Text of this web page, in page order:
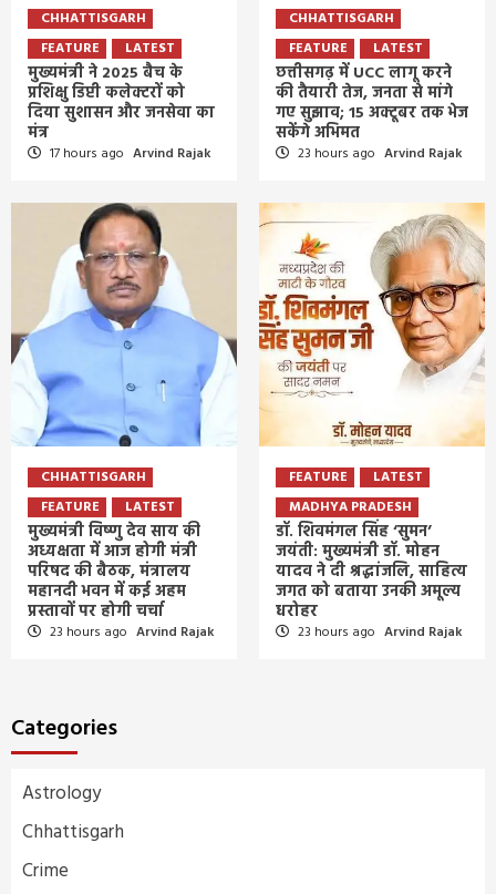
CHHATTISGARH
FEATURE
LATEST
मुख्यमंत्री ने 2025 बैच के
प्रशिक्षु डिप्टी कलेक्टरों को
दिया सुशासन और जनसेवा का
मंत्र
17 hours ago Arvind Rajak
CHHATTISGARH
FEATURE
LATEST
छत्तीसगढ़ में UCC लागू करने
की तैयारी तेज, जनता से मांगे
गए सुझाव; 15 अक्टूबर तक भेज
सकेंगे अभिमत
23 hours ago Arvind Rajak
CHHATTISGARH
FEATURE
LATEST
मुख्यमंत्री विष्णु देव साय की
अध्यक्षता में आज होगी मंत्री
परिषद की बैठक, मंत्रालय
महानदी भवन में कई अहम
प्रस्तावों पर होगी चर्चा
23 hours ago Arvind Rajak
FEATURE
LATEST
MADHYA PRADESH
डॉ. शिवमंगल सिंह ‘सुमन’
जयंती: मुख्यमंत्री डॉ. मोहन
यादव ने दी श्रद्धांजलि, साहित्य
जगत को बताया उनकी अमूल्य
धरोहर
23 hours ago Arvind Rajak
Categories
Astrology
Chhattisgarh
Crime